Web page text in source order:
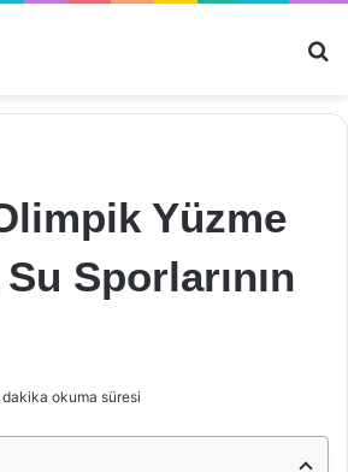
Yüzme
Sporlarının
dakika okuma süresi